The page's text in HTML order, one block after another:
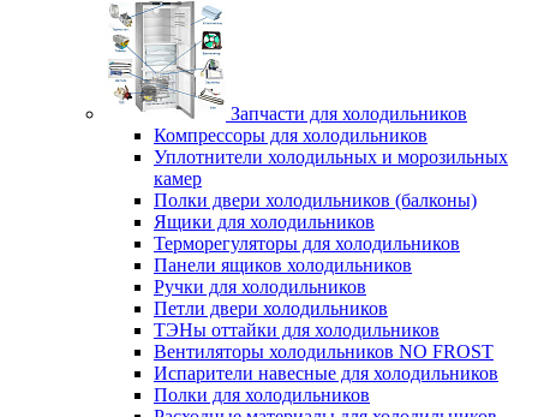
Запчасти для холодильников
Компрессоры для холодильников
Уплотнители холодильных и морозильных
камер
Полки двери холодильников (балконы)
Ящики для холодильников
Терморегуляторы для холодильников
Панели ящиков холодильников
Ручки для холодильников
Петли двери холодильников
ТЭНы оттайки для холодильников
Вентиляторы холодильников NO FROST
Испарители навесные для холодильников
Полки для холодильников